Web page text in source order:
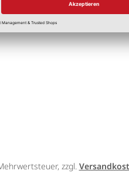
zzgl.